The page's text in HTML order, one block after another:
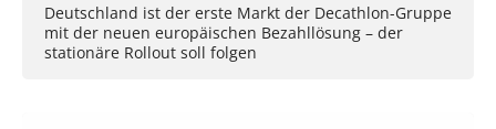
Deutschland ist der erste Markt der Decathlon-Gruppe
mit der neuen europäischen Bezahllösung – der
stationäre Rollout soll folgen